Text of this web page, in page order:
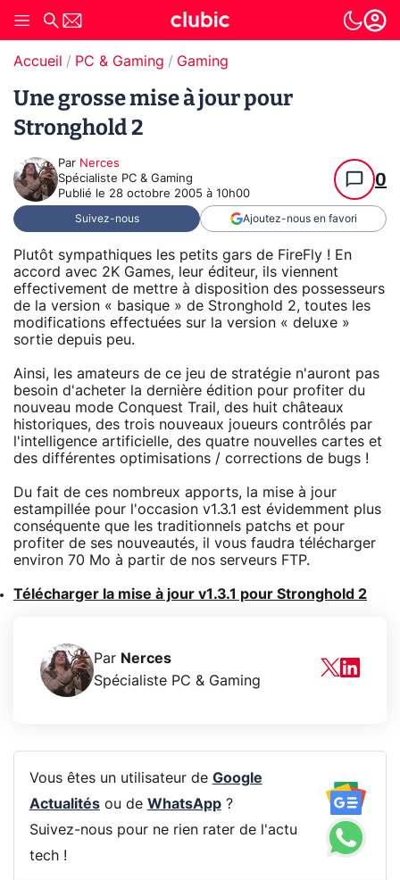
Accueil PC & Gaming Gaming
Une grosse mise à jour pour
Stronghold 2
Par Nerces
Spécialiste PC & Gaming
Publié le 28 octobre 2005 à 10h00
0
Suivez-nous Ajoutez-nous en favori
Plutôt sympathiques les petits gars de FireFly ! En
accord avec 2K Games, leur éditeur, ils viennent
effectivement de mettre à disposition des possesseurs
de la version « basique » de Stronghold 2, toutes les
modifications effectuées sur la version « deluxe »
sortie depuis peu.
Ainsi, les amateurs de ce jeu de stratégie n'auront pas
besoin d'acheter la dernière édition pour profiter du
nouveau mode Conquest Trail, des huit châteaux
historiques, des trois nouveaux joueurs contrôlés par
l'intelligence artificielle, des quatre nouvelles cartes et
des différentes optimisations / corrections de bugs !
Du fait de ces nombreux apports, la mise à jour
estampillée pour l'occasion v1.3.1 est évidemment plus
conséquente que les traditionnels patchs et pour
profiter de ses nouveautés, il vous faudra télécharger
environ 70 Mo à partir de nos serveurs FTP.
Télécharger la mise à jour v1.3.1 pour Stronghold 2
Par Nerces
Spécialiste PC & Gaming
Vous êtes un utilisateur de Google
Actualitésou de WhatsApp?
Suivez-nous pour ne rien rater de l'actu
tech !